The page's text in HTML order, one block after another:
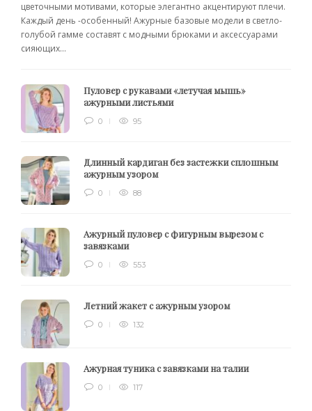
цветочными мотивами, которые элегантно акцентируют плечи.
Каждый день -особенный! Ажурные базовые модели в светло-
голубой гамме составят с модными брюками и аксессуарами
сияющих...
Пуловер с рукавами «летучая мышь»
ажурными листьями
0 95
Длинный кардиган без застежки сплошным
ажурным узором
0 88
Ажурный пуловер с фигурным вырезом с
завязками
0 553
Летний жакет с ажурным узором
0 132
Ажурная туника с завязками на талии
0 117